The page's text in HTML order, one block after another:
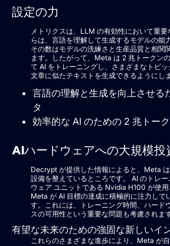
設定の力
メトリクスは、LLM の有効性において重
らは、言語を理解して生成するモデルの能
その数はモデルの洗練さと生産品質と相関
ます。したがって、Meta は 2 兆トークン
て AI をトレーニングし、さまざまなトピ
文章に似たテキストを生成できるようにし
言語の理解と生成を向上させる
タ
効率的な AI のための 2 兆トー
AIハードウェアへの大規模投
Decrypt が提供した情報によると、Meta
設備を整えているところです。 AI のトレ
ウェア ユニットである Nvidia H100 が使用
Meta が AI 目標の達成に積極的に注力して
す。これには、トレーニング時間、ハード
スの可用性という重要な問題も考慮されます
有望な未来のための強固な新しいイ
これらのさまざまな進歩により、Meta が